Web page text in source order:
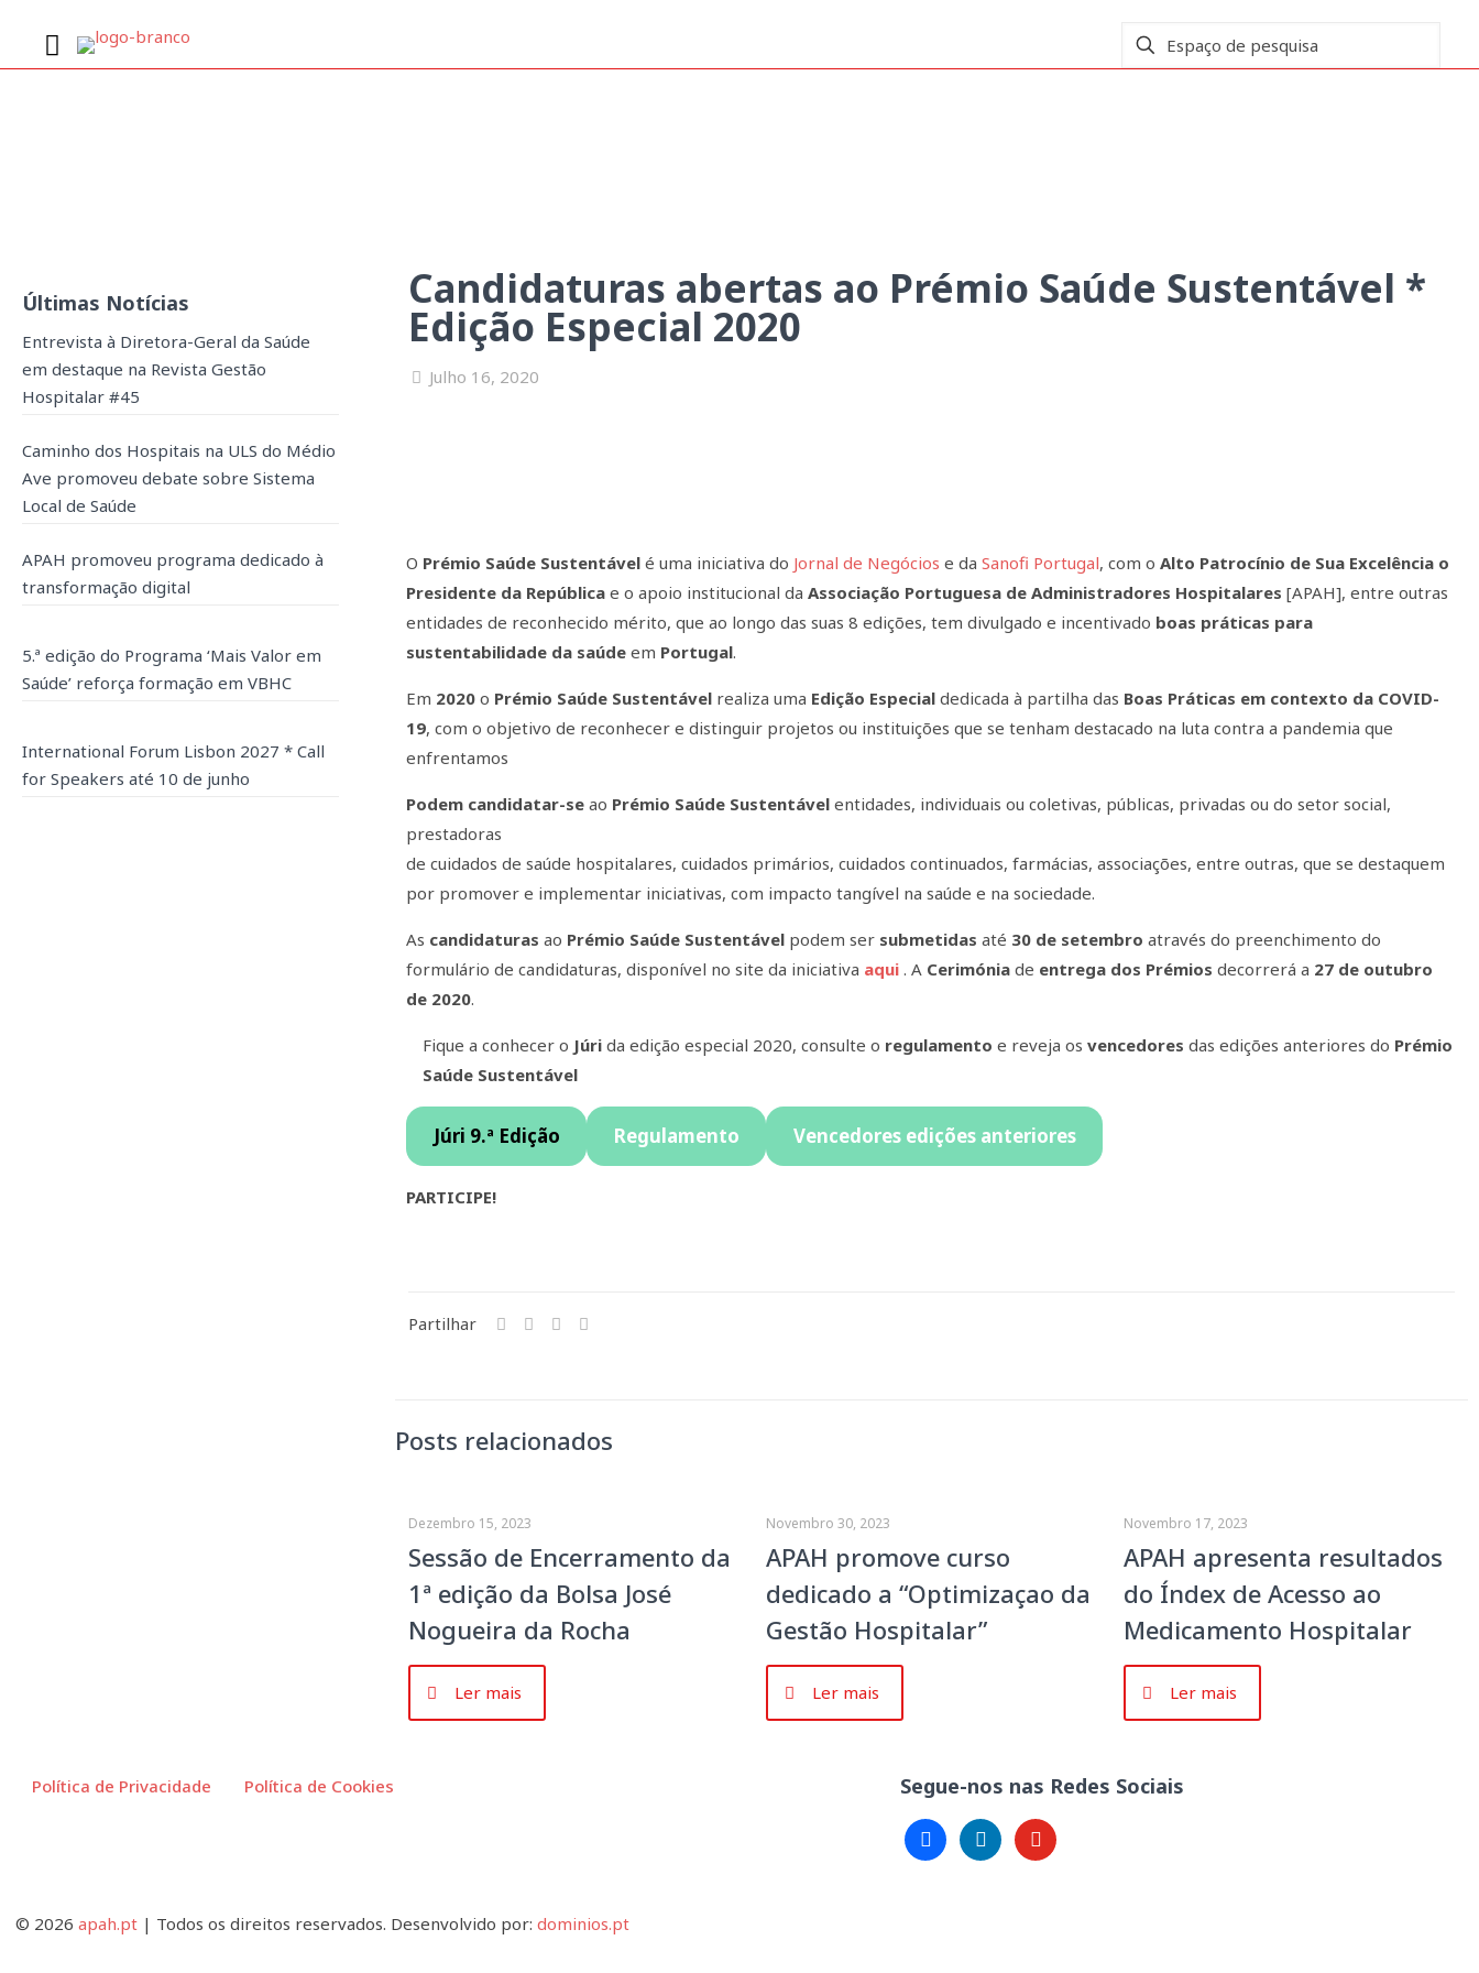
Candidaturas abertas ao Prémio Saúde Sustentável *
Edição Especial 2020
Julho 16, 2020
O Prémio Saúde Sustentável é uma iniciativa do Jornal de Negócios e daSanofi Portugal, com oAlto Patrocínio de Sua Excelência o
Presidente da República e o apoio institucional daAssociação Portuguesa de Administradores Hospitalares [APAH], entre outras
entidades de reconhecido mérito, que ao longo das suas 8 edições, tem divulgado e incentivado boas práticas para
sustentabilidade da saúde em Portugal.
Em 2020 o Prémio Saúde Sustentável realiza uma Edição Especial dedicada à partilha das Boas Práticas em contexto da COVID-
19, com o objetivo de reconhecer e distinguir projetos ou instituições que se tenham destacado na luta contra a pandemia que
enfrentamos
Podem candidatar-se ao Prémio Saúde Sustentável entidades, individuais ou coletivas, públicas, privadas ou do setor social,
prestadoras
de cuidados de saúde hospitalares, cuidados primários, cuidados continuados, farmácias, associações, entre outras, que se destaquem
por promover e implementar iniciativas, com impacto tangível na saúde e na sociedade.
As candidaturas ao Prémio Saúde Sustentável podem ser submetidas até 30 de setembro através do preenchimento do
formulário de candidaturas, disponível no site da iniciativa aqui. A Cerimónia de entrega dos Prémios decorrerá a 27 de outubro
de 2020.
Fique a conhecer o Júrida edição especial 2020, consulte o regulamento e reveja osvencedoresdas edições anteriores do Prémio
Saúde Sustentável
Júri 9.ª Edição Regulamento Vencedores edições anteriores
PARTICIPE!
Partilhar
Posts relacionados
Dezembro 15, 2023
Sessão de Encerramento da
1ª edição da Bolsa José
Nogueira da Rocha
Ler mais
Novembro 30, 2023
APAH promove curso
dedicado a “Optimizaçao da
Gestão Hospitalar”
Ler mais
Novembro 17, 2023
APAH apresenta resultados
do Índex de Acesso ao
Medicamento Hospitalar
Ler mais
Últimas Notícias
Entrevista à Diretora-Geral da Saúde
em destaque na Revista Gestão
Hospitalar #45
Caminho dos Hospitais na ULS do Médio
Ave promoveu debate sobre Sistema
Local de Saúde
APAH promoveu programa dedicado à
transformação digital
5.ª edição do Programa ‘Mais Valor em
Saúde’ reforça formação em VBHC
International Forum Lisbon 2027 * Call
for Speakers até 10 de junho
Política de Privacidade Política de Cookies Segue-nos nas Redes Sociais
facebooklinkedinyoutube
© 2026 apah.pt | Todos os direitos reservados. Desenvolvido por: dominios.pt